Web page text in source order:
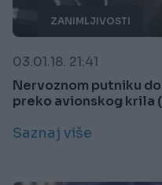
ZANIMLJIVOSTI
03.01.18. 21:41
Nervoznom putniku
preko avionskog krila
Saznaj više